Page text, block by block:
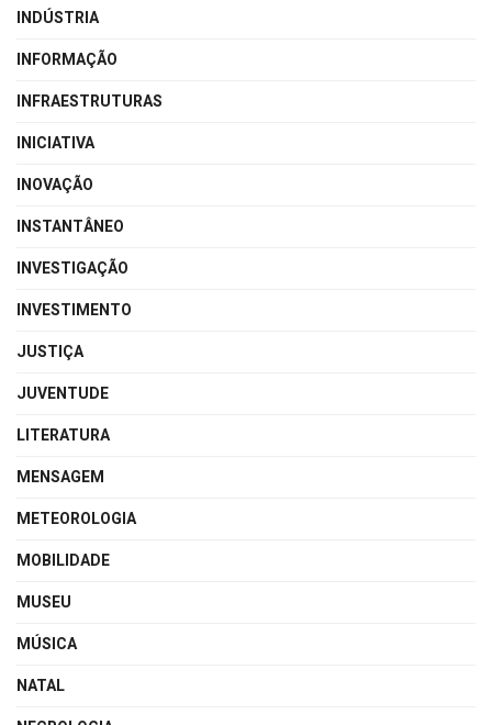
INDÚSTRIA
INFORMAÇÃO
INFRAESTRUTURAS
INICIATIVA
INOVAÇÃO
INSTANTÂNEO
INVESTIGAÇÃO
INVESTIMENTO
JUSTIÇA
JUVENTUDE
LITERATURA
MENSAGEM
METEOROLOGIA
MOBILIDADE
MUSEU
MÚSICA
NATAL